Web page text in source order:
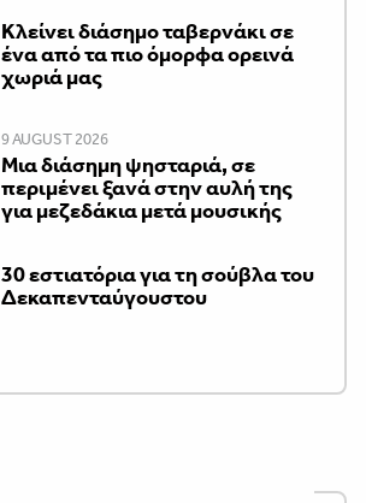
Κλείνει διάσημο ταβερνάκι σε
ένα από τα πιο όμορφα ορεινά
χωριά μας
9 AUGUST 2026
Μια διάσημη ψησταριά, σε
περιμένει ξανά στην αυλή της
για μεζεδάκια μετά μουσικής
30 εστιατόρια για τη σούβλα του
Δεκαπενταύγουστου